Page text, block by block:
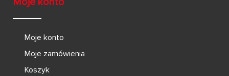
Moje konto
Moje zamówienia
Koszyk